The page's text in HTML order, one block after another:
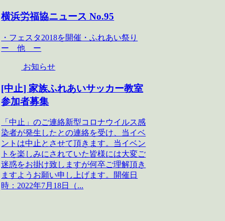
横浜労福協ニュース No.95
・フェスタ2018を開催・ふれあい祭り
ー 他 ー
お知らせ
[中止] 家族ふれあいサッカー教室
参加者募集
「中止」のご連絡新型コロナウイルス感
染者が発生したとの連絡を受け、当イベ
ントは中止とさせて頂きます。当イベン
トを楽しみにされていた皆様には大変ご
迷惑をお掛け致しますが何卒ご理解頂き
ますようお願い申し上げます。開催日
時：2022年7月18日（...